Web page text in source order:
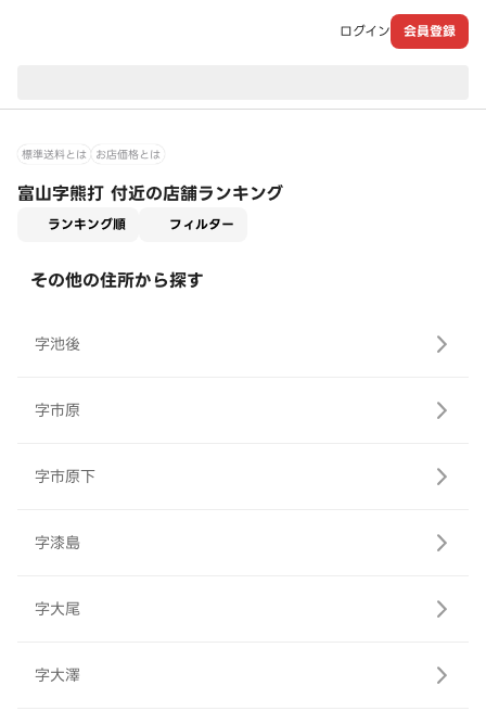
ログイン 会員登録
標準送料とは お店価格とは
富山字熊打 付近の店舗ランキング
ランキング順 フィルター
その他の住所から探す
字池後
字市原
字市原下
字漆島
字大尾
字大澤